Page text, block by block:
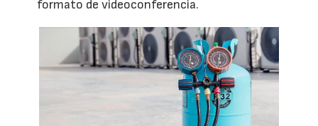
formato de videoconferencia.